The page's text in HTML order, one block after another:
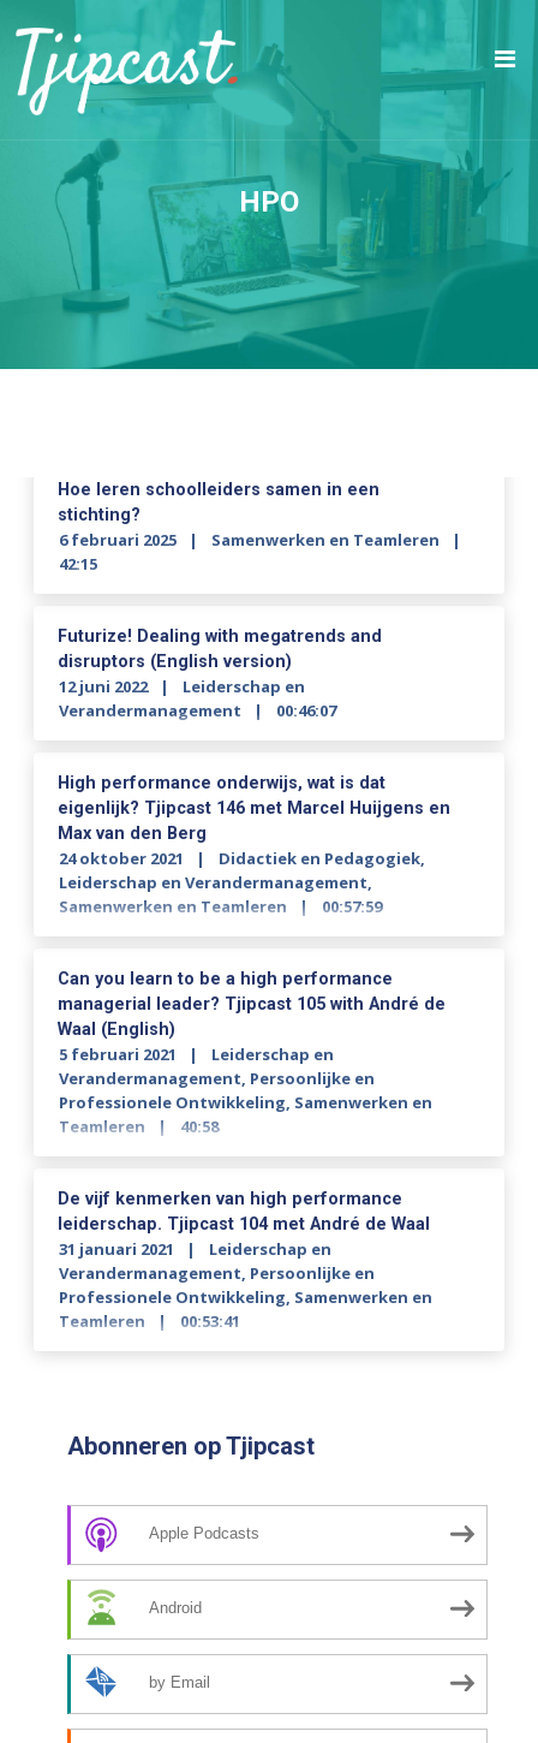
HPO
Hoe leren schoolleiders samen in een
stichting?
6 februari 2025
Samenwerken en Teamleren
42:15
Futurize! Dealing with megatrends and
disruptors (English version)
12 juni 2022
Leiderschap en
Verandermanagement
00:46:07
High performance onderwijs, wat is dat
eigenlijk? Tjipcast 146 met Marcel Huijgens en
Max van den Berg
24 oktober 2021 Didactiek en Pedagogiek,
Leiderschap en Verandermanagement,
Samenwerken en Teamleren
00:57:59
Can you learn to be a high performance
managerial leader? Tjipcast 105 with André de
Waal (English)
5 februari 2021
Leiderschap en
Verandermanagement, Persoonlijke en
Professionele Ontwikkeling, Samenwerken en
Teamleren
40:58
De vijf kenmerken van high performance
leiderschap. Tjipcast 104 met André de Waal
31 januari 2021
Leiderschap en
Verandermanagement, Persoonlijke en
Professionele Ontwikkeling, Samenwerken en
Teamleren
00:53:41
Abonneren op Tjipcast
Apple Podcasts
Android
by Email